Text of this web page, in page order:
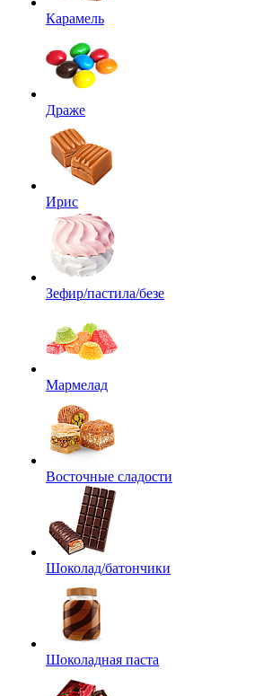
Карамель
Драже
Ирис
Зефир/пастила/безе
Мармелад
Восточные сладости
Шоколад/батончики
Шоколадная паста